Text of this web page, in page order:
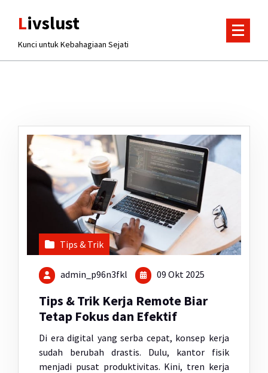
Livslust
Kunci untuk Kebahagiaan Sejati
Tips & Trik
admin_p96n3fkl 09 Okt 2025
Tips & Trik Kerja Remote Biar
Tetap Fokus dan Efektif
Di era digital yang serba cepat, konsep kerja
sudah berubah drastis. Dulu, kantor fisik
menjadi pusat produktivitas. Kini, tren kerja